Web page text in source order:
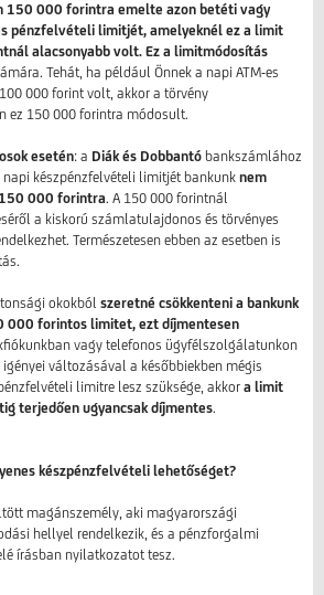
150 000 forintra emelte azon betéti vagy
pénzfelvételi limitjét, amelyeknél ez a limit
alacsonyabb volt. Ez a limitmódosítás
Tehát, ha például Önnek a napi ATM-es
000 forint volt, akkor a törvény
ez 150 000 forintra módosult.
esetén: a Diák és Dobbantó bankszámlához
készpénzfelvételi limitjét bankunk nem
000 forintra. A 150 000 forintnál
a kiskorú számlatulajdonos és törvényes
Természetesen ebben az esetben is
okokból szeretné csökkenteni a bankunk
forintos limitet, ezt díjmentesen
vagy telefonos ügyfélszolgálatunkon
változásával a későbbiekben mégis
limitre lesz szüksége, akkor a limit
terjedően ugyancsak díjmentes.
készpénzfelvételi lehetőséget?
magánszemély, aki magyarországi
hellyel rendelkezik, és a pénzforgalmi
írásban nyilatkozatot tesz.